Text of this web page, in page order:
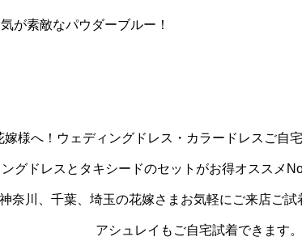
が素敵なパウダーブルー！
嫁様へ！ウェディングドレス・カラードレスご自
グドレスとタキシードのセットがお得オススメ
奈川、千葉、埼玉の花嫁さまお気軽にご来店ご試
アシュレイもご自宅試着できます。